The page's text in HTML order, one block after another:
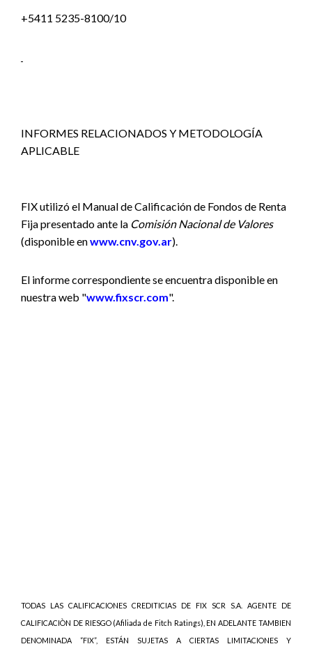
+5411 5235-8100/10
INFORMES RELACIONADOS Y METODOLOGÍA
APLICABLE
FIX utilizó el Manual de Calificación de Fondos de Renta
Fija presentado ante la Comisión Nacional de Valores
(disponible enwww.cnv.gov.ar).
El informe correspondiente se encuentra disponible en
nuestra web "www.fixscr.com".
TODAS LAS CALIFICACIONES CREDITICIAS DE FIX SCR S.A. AGENTE DE
CALIFICACIÒN DE RIESGO (Afiliada de Fitch Ratings), EN ADELANTE TAMBIEN
DENOMINADA “FIX”, ESTÁN SUJETAS A CIERTAS LIMITACIONES Y